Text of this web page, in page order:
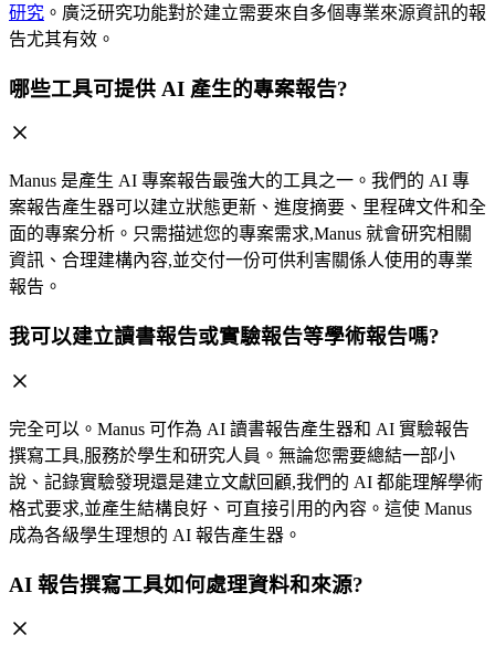
研究 。廣泛研究功能對於建立需要來自多個專業來源資訊的報
告尤其有效。
哪些工具可提供 AI 產生的專案報告?
Manus 是產生 AI 專案報告最強大的工具之一。我們的 AI 專
案報告產生器可以建立狀態更新、進度摘要、里程碑文件和全
面的專案分析。只需描述您的專案需求,Manus 就會研究相關
資訊、合理建構內容,並交付一份可供利害關係人使用的專業
報告。
我可以建立讀書報告或實驗報告等學術報告嗎?
完全可以。Manus 可作為 AI 讀書報告產生器和 AI 實驗報告
撰寫工具,服務於學生和研究人員。無論您需要總結一部小
說、記錄實驗發現還是建立文獻回顧,我們的 AI 都能理解學術
格式要求,並產生結構良好、可直接引用的內容。這使 Manus
成為各級學生理想的 AI 報告產生器。
AI 報告撰寫工具如何處理資料和來源?